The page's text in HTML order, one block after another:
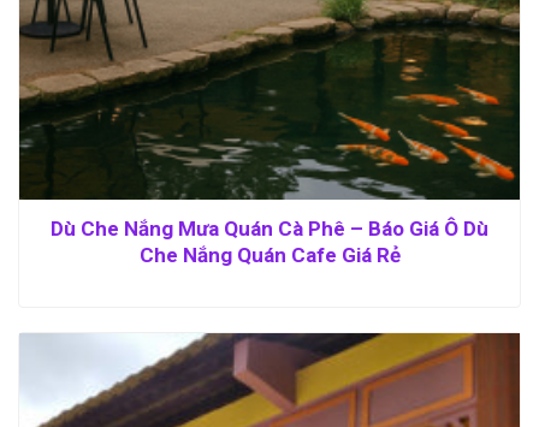
Dù Che Nắng Mưa Quán Cà Phê – Báo Giá Ô Dù
Che Nắng Quán Cafe Giá Rẻ